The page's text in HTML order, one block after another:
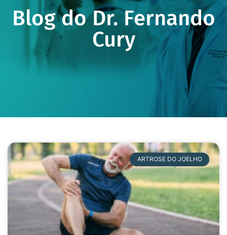
Blog do Dr. Fernando
Cury
ARTROSE DO JOELHO